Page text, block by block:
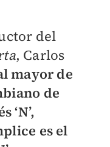
del
, Carlos
mayor de
de
‘N’,
es el